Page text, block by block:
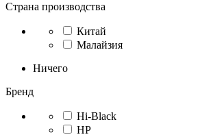
Страна производства
Китай
Малайзия
Ничего
Бренд
Hi-Black
HP